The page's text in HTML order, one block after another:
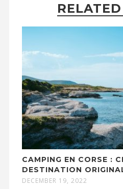
CAMPING EN CORSE :
DESTINATION
DECEMBER 19, 2022